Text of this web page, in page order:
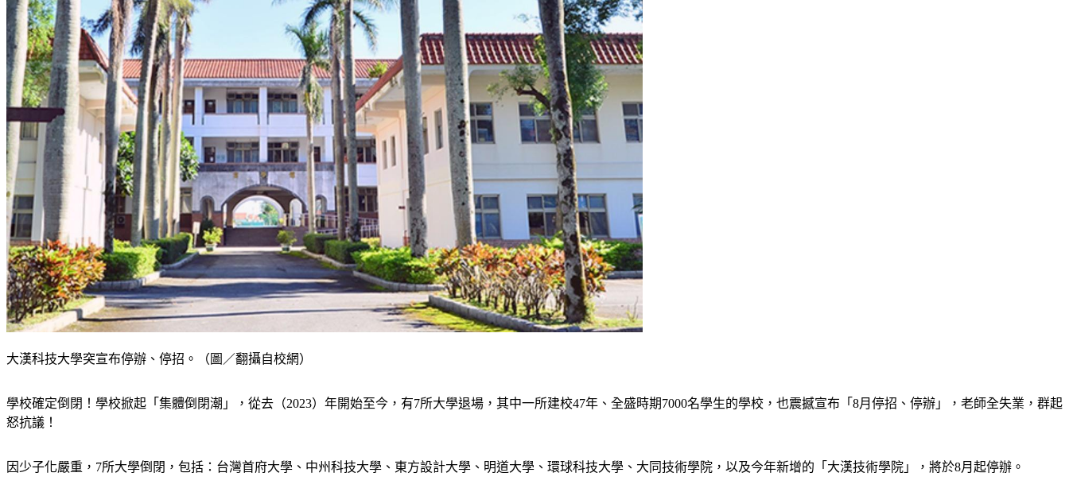
大漢科技大學突宣布停辦、停招。（圖／翻攝自校網）
學校確定倒閉！學校掀起「集體倒閉潮」，從去（2023）年開始至今，有7所大學退場，其中一所建校47年、全盛時期7000名學生的學校，也震撼宣布「8月停招、停辦」，老師全失業，群起
怒抗議！
因少子化嚴重，7所大學倒閉，包括：台灣首府大學、中州科技大學、東方設計大學、明道大學、環球科技大學、大同技術學院，以及今年新增的「大漢技術學院」，將於8月起停辦。